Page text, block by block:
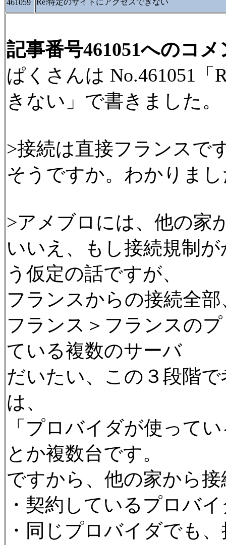
461059 Re:特定のサイトにアクセスできない
記事番号461051へのコメ
ぱくさんは No.461051
きない」で書きました。
>接続は直接フランスで
そうですか。わかりま
>アメブロには、他の家
いいえ、もし接続規制
う仮定の話ですが、
フランスからの接続全
フランス＞フランスの
ている複数のサーバ
だいたい、この３段階
は、
「プロバイダが使って
とか複数台です。
ですから、他の家から
・契約しているプロバ
・同じプロバイダでも